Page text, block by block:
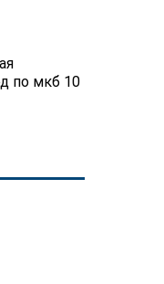
по мкб 10